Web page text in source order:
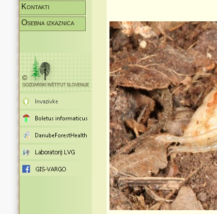
Kontakti
Osebna izkaznica